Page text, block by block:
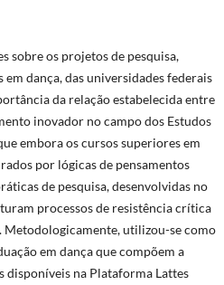
sobre os projetos de pesquisa,
dança, das universidades federais
da relação estabelecida entre
inovador no campo dos Estudos
embora os cursos superiores em
por lógicas de pensamentos
de pesquisa, desenvolvidas no
processos de resistência crítica
Metodologicamente, utilizou-se como
em dança que compõem a
disponíveis na Plataforma Lattes